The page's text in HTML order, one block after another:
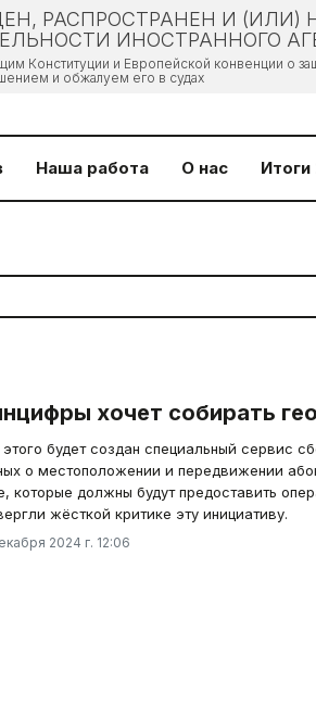
РАСПРОСТРАНЕН И
ИНОСТРАННОГО
Конституции и Европейской конвенции о
и обжалуем его в судах
Наша работа О нас
хочет собирать
будет создан специальный сервис
о местоположении и передвижении
которые должны будут предоставить
жёсткой критике эту инициативу.
2024 г. 12:06